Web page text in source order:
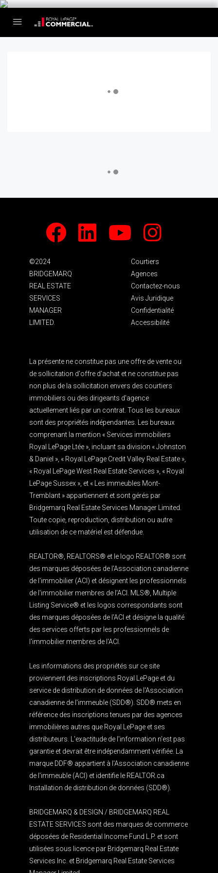
Facebook LinkedIn Youtube Instagram
©2024
BRIDGEMARQ
REAL ESTATE
SERVICES
MANAGER
LIMITED.
Courtiers
Agences
Contactez-nous
Avis Juridique
Confidentialité
Accessibilité
La présente ne constitue pas une offre de vente ou
de sollicitation d'offre d'achat et ne constitue pas
non plus de la sollicitation envers des courtiers
immobiliers ou des dirigeants d'agence
actuellement liés par un contrat. Tous les bureaux
sont des propriétés indépendantes. Les bureaux
comprenant la mention « Services immobiliers
Royal LePage Ltée », incluant sa division « Johnston
& Daniel », « Royal LePage Credit Valley Real Estate »,
« Royal LePage West Real Estate Services », « Royal
LePage Sussex », et « Les immeubles Mont-
Tremblant » appartiennent et sont gérés par
Bridgemarq Real Estate Services Manager Limited.
Toute copie, reproduction, distribution ou autre
utilisation de ce matériel est défendue.
REALTOR®, REALTORS® et le logo REALTOR® sont
des marques déposées de l'Association canadienne
de l'immobilier (ACI) et désignent les professionnels
de l'immobilier membres de l'ACI. MLS®, Multiple
Listing Service® et les logos correspondants sont
des marques déposées de l'ACI et désigne la qualité
des services offerts par les professionnels de
l'immobilier membres de l'ACI.
Les informations des propriétés sur ce site
proviennent des inscriptions Royal LePage et du
service de distribution de données de l'Association
canadienne de l'immeuble (SDD®). SDD® mets en
référence des inscriptions tenues par des agences
immobilières autres que Royal LePage et ses
distributeurs. L'exactitude de l'information n'est pas
garantie et devrait être indépendamment vérifiée. La
marque DDF® appartient à l'Association canadienne
de l'immeuble (ACI) et identifie le REALTOR.ca
Installation de distribution de données (SDD®).
BRIDGEMARQ & DESIGN / BRIDGEMARQ REAL
ESTATE SERVICES sont des marques de commerce
déposées de Residential Income Fund L.P. et sont
utilisées sous licence par Bridgemarq Real Estate
Services Inc. et Bridgemarq Real Estate Services